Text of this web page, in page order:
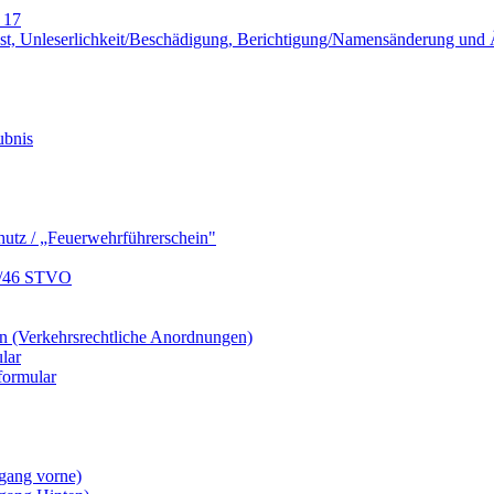
17
Unleserlichkeit/Beschädigung, Berichtigung/Namensänderung
/ „Feuerwehrführerschein"
46 STVO
(Verkehrsrechtliche Anordnungen)
vorne)